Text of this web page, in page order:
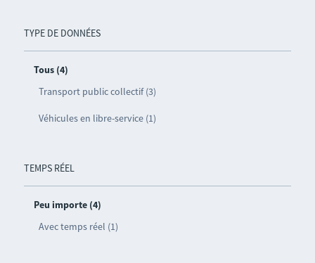
TYPE DE DONNÉES
Tous (4)
Transport public collectif (3)
Véhicules en libre-service (1)
TEMPS RÉEL
Peu importe (4)
Avec temps réel (1)